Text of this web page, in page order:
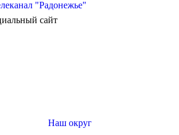
"Радонежье"
сайт
Наш округ